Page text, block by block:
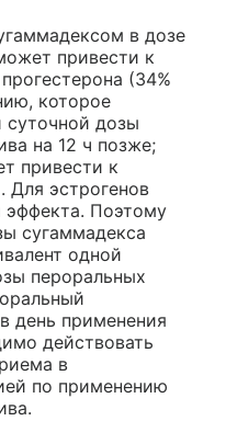
в дозе
привести к
(34%
которое
суточной дозы
на 12 ч позже;
привести к
Для эстрогенов
Поэтому
сугаммадекса
одной
пероральных
день применения
действовать
в
по применению